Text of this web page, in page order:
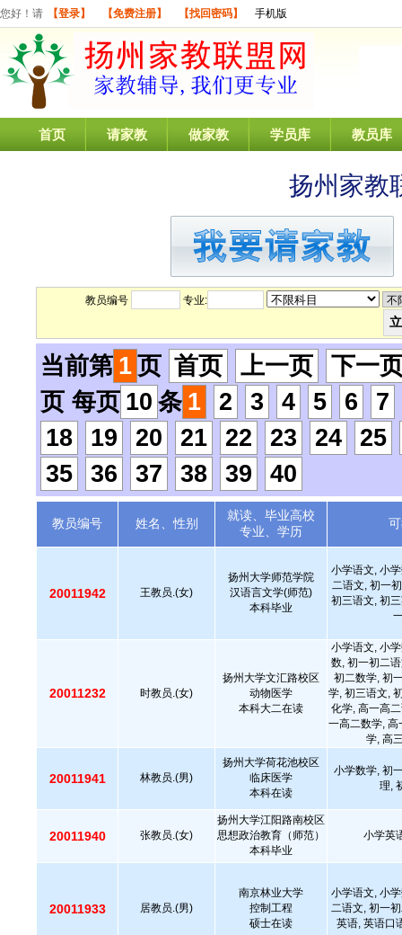
您好！请 【登录】 【免费注册】 【找回密码】 手机版
首页 请家教 做家教 学员库 教员库
扬州家教
教员编号 专业:
当前第 1 页 首页 上一页
下一
页 每页 10 条 1 2 3 4 5 6
7
18
19 20 21 22 23 24
25
35
36 37 38 39 40
教员编号 姓名、性别
就读、毕业高校
专业、学历
20011942 王教员.(女)
扬州大学师范学院
汉语言文学(师范)
本科毕业
小学语文, 小
二语文, 初一
初三语文, 初
20011232 时教员.(女)
扬州大学文汇路校区
动物医学
本科大二在读
小学语文, 小
数, 初一初二
初二数学, 初
学, 初三语文,
化学, 高一高
一高二数学, 高
学, 高
20011941 林教员.(男)
扬州大学荷花池校区
临床医学
本科在读
小学数学, 初
理,
20011940 张教员.(女)
扬州大学江阳路南校区
思想政治教育（师范）
本科毕业
小学英
20011933 居教员.(男)
南京林业大学
控制工程
硕士在读
小学语文, 小
二语文, 初一
英语, 英语口